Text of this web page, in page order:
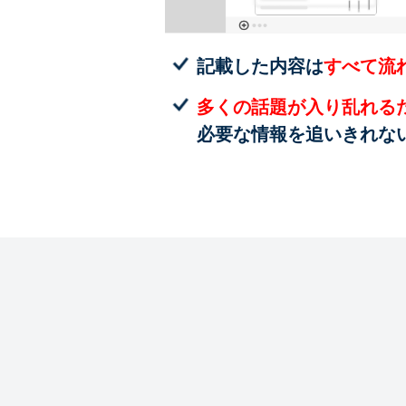
記載した内容はすべて流
多くの話題が入り乱れる
必要な情報を追いきれな